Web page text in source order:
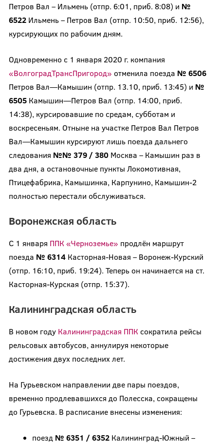
Петров Вал – Ильмень (отпр. 6:01, приб. 8:08) и №
6522Ильмень – Петров Вал (отпр. 10:50, приб. 12:56),
курсирующих по рабочим дням.
Одновременно с 1 января 2020 г. компания
«ВолгоградТрансПригород» отменила поезда № 6506
Петров Вал—Камышин (отпр. 13.10, приб. 13:45) и №
6505Камышин—Петров Вал (отпр. 14:00, приб.
14:38), курсировавшие по средам, субботам и
воскресеньям. Отныне на участке Петров Вал Петров
Вал—Камышин курсируют лишь поезда дальнего
следования №№ 379 / 380Москва – Камышин раз в
два дня, а остановочные пункты Локомотивная,
Птицефабрика, Камышинка, Карпунино, Камышин-2
полностью перестали обслуживаться.
Воронежская область
С 1 января ППК «Черноземье» продлён маршрут
поезда № 6314Касторная-Новая – Воронеж-Курский
(отпр. 16:10, приб. 19:24). Теперь он начинается на ст.
Касторная-Курская (отпр. 15:37).
Калининградская область
В новом году Калининградская ППК сократила рейсы
рельсовых автобусов, аннулируя некоторые
достижения двух последних лет.
На Гурьевском направлении две пары поездов,
временно продлевавшихся до Полесска, сокращены
до Гурьевска. В расписание внесены изменения:
поезд № 6351 / 6352Калининград-Южный –